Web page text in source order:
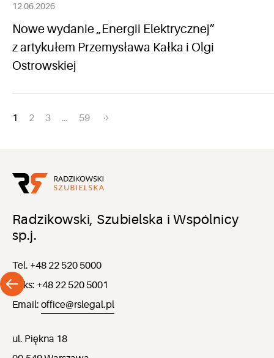
12.06.2026
Nowe wydanie „Energii Elektrycznej”
z artykułem Przemysława Kałka i Olgi
Ostrowskiej
Nawigacja
1 2 3 … 59
Radzikowski, Szubielska i Wspólnicy
sp.j.
Tel. +48 22 520 5000
Faks: +48 22 520 5001
Email: office@rslegal.pl
ul. Piękna 18